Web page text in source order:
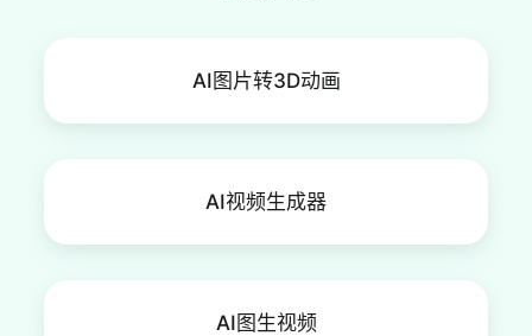
AI图片转3D动画
AI视频生成器
AI图生视频